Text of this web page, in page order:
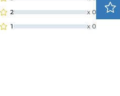
2
x 0
1
x 0